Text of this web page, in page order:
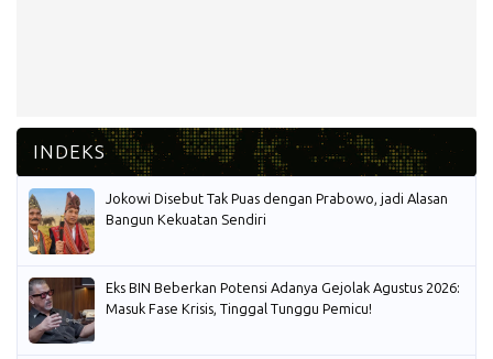
Jokowi Disebut Tak Puas dengan Prabowo, jadi Alasan
Bangun Kekuatan Sendiri
Eks BIN Beberkan Potensi Adanya Gejolak Agustus 2026:
Masuk Fase Krisis, Tinggal Tunggu Pemicu!